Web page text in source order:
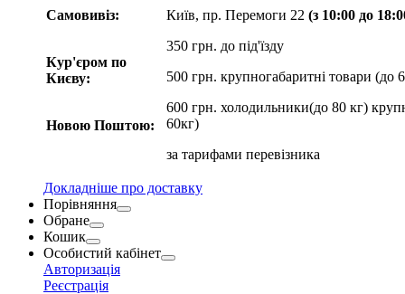
Самовивіз:
Кур'єром по
Києву:
Новою Поштою:
Київ, пр. Перемоги 22 (з 10:00 до
350 грн. до під'їзду
500 грн. крупногабаритні товари (до
600 грн. холодильники(до 80 кг)
60кг)
за тарифами перевізника
Докладніше про доставку
Порівняння
Обране
Кошик
Особистий кабінет
Авторизація
Реєстрація